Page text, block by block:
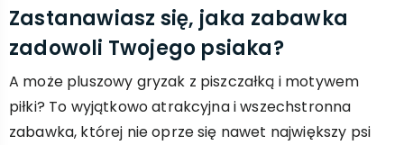
Zastanawiasz się, jaka zabawka
zadowoli Twojego psiaka?
A może pluszowy gryzak z piszczałką i motywem
piłki? To wyjątkowo atrakcyjna i wszechstronna
zabawka, której nie oprze się nawet największy psi